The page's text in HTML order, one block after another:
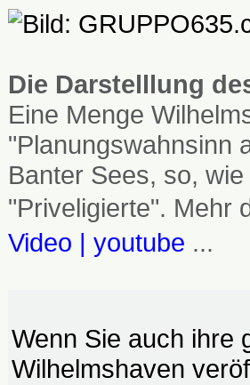
Die Darstelllung
Eine Menge
"Planungswahnsinn
Banter Sees, so,
"Priveligierte". Mehr
Video | youtube ...
Wenn Sie auch ihre
Wilhelmshaven